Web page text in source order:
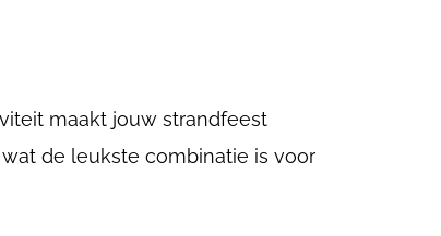
maakt jouw strandfeest
de leukste combinatie is voor